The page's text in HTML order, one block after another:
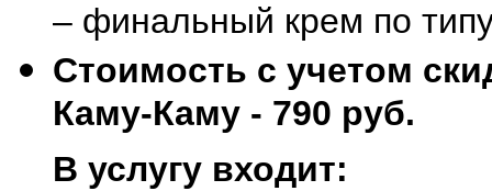
– финальный крем по
Стоимость с учетом
Каму-Каму - 790 руб.
В услугу входит: